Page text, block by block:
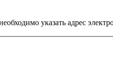
указать адрес